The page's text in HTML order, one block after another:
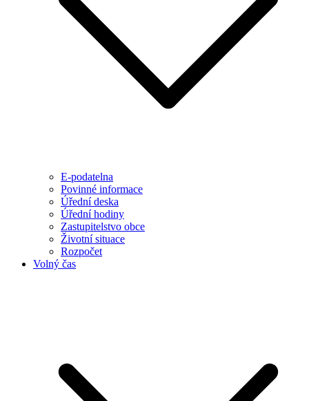
E-podatelna
Povinné informace
Úřední deska
Úřední hodiny
Zastupitelstvo obce
Životní situace
Rozpočet
Volný čas